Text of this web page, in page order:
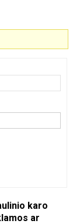
karo
ar